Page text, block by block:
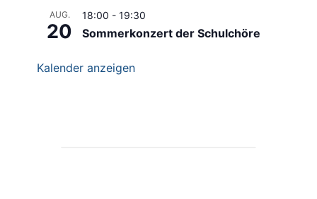
AUG.
20
18:00 - 19:30
Sommerkonzert der Schulchöre
Kalender anzeigen